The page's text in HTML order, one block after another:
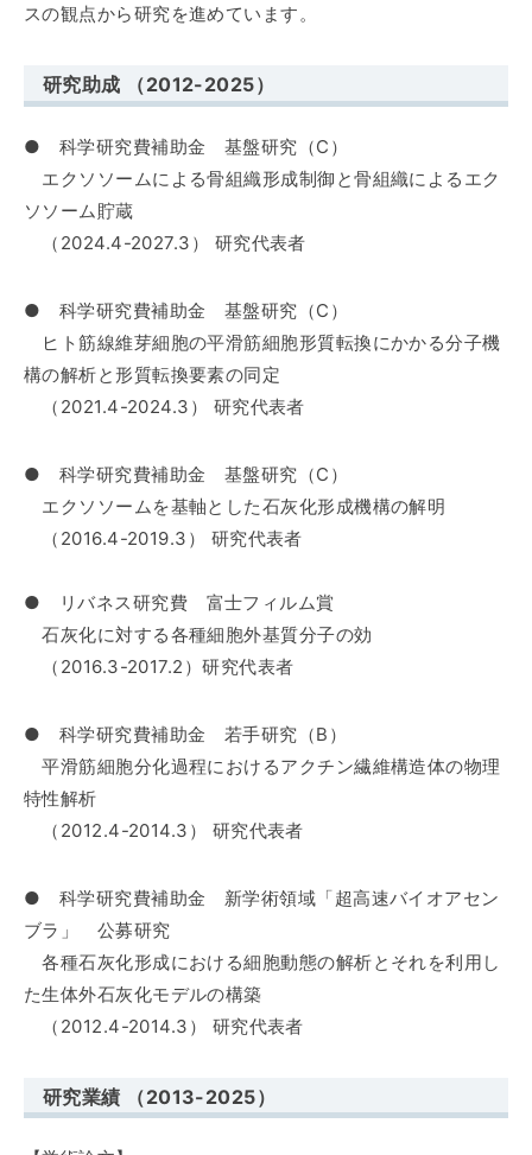
スの観点から研究を進めています。
研究助成 （2012-2025）
● 科学研究費補助金 基盤研究（C）
エクソソームによる骨組織形成制御と骨組織によるエク
ソソーム貯蔵
（2024.4-2027.3） 研究代表者
● 科学研究費補助金 基盤研究（C）
ヒト筋線維芽細胞の平滑筋細胞形質転換にかかる分子機
構の解析と形質転換要素の同定
（2021.4-2024.3） 研究代表者
● 科学研究費補助金 基盤研究（C）
エクソソームを基軸とした石灰化形成機構の解明
（2016.4-2019.3） 研究代表者
●
リバネス研究費 富士フィルム賞
石灰化に対する各種細胞外基質分子の効
（2016.3-2017.2）研究代表者
● 科学研究費補助金 若手研究（B）
平滑筋細胞分化過程におけるアクチン繊維構造体の物理
特性解析
（2012.4-2014.3） 研究代表者
● 科学研究費補助金 新学術領域「超高速バイオアセン
ブラ」 公募研究
各種石灰化形成における細胞動態の解析とそれを利用し
た生体外石灰化モデルの構築
（2012.4-2014.3） 研究代表者
研究業績 （2013-2025）